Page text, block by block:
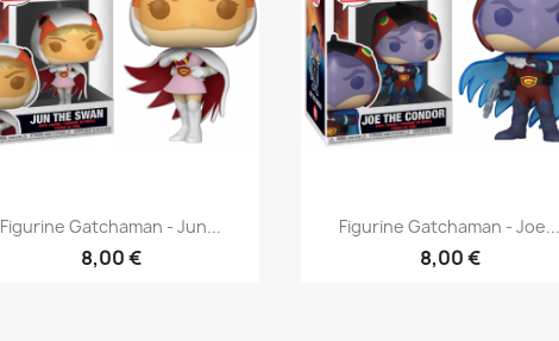
Quick view
Figurine Gatchaman - Jun...
8,00 €
Quick view
Figurine Gatchaman - Joe...
8,00 €